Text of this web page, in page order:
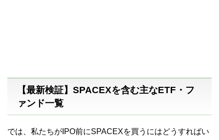
【最新検証】SPACEXを含む主なETF・フ
ァンド一覧
では、私たちがIPO前にSPACEXを買うにはどうすればい